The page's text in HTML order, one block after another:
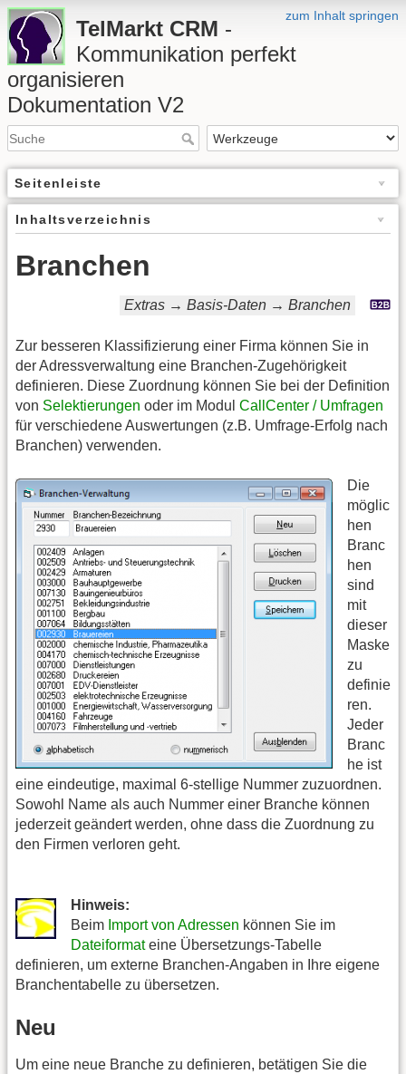
zum Inhalt springen
TelMarkt CRM -
Kommunikation perfekt
organisieren
Dokumentation V2
Seitenleiste
Inhaltsverzeichnis
Branchen
Extras → Basis-Daten → Branchen
Zur besseren Klassifizierung einer Firma können Sie in
der Adressverwaltung eine Branchen-Zugehörigkeit
definieren. Diese Zuordnung können Sie bei der Definition
von Selektierungen oder im Modul CallCenter / Umfragen
für verschiedene Auswertungen (z.B. Umfrage-Erfolg nach
Branchen) verwenden.
Die
möglic
hen
Branc
hen
sind
mit
dieser
Maske
zu
definie
ren.
Jeder
Branc
he ist
eine eindeutige, maximal 6-stellige Nummer zuzuordnen.
Sowohl Name als auch Nummer einer Branche können
jederzeit geändert werden, ohne dass die Zuordnung zu
den Firmen verloren geht.
Hinweis:
Beim Import von Adressen können Sie im
Dateiformateine Übersetzungs-Tabelle
definieren, um externe Branchen-Angaben in Ihre eigene
Branchentabelle zu übersetzen.
Neu
Um eine neue Branche zu definieren, betätigen Sie die